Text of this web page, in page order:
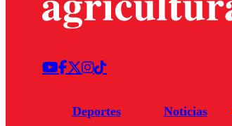
Deportes
Noticias